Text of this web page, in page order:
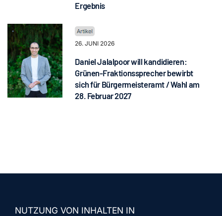
Ergebnis
26. JUNI 2026
Daniel Jalalpoor will kandidieren:
Grünen-Fraktionssprecher bewirbt
sich für Bürgermeisteramt / Wahl am
28. Februar 2027
NUTZUNG VON INHALTEN IN